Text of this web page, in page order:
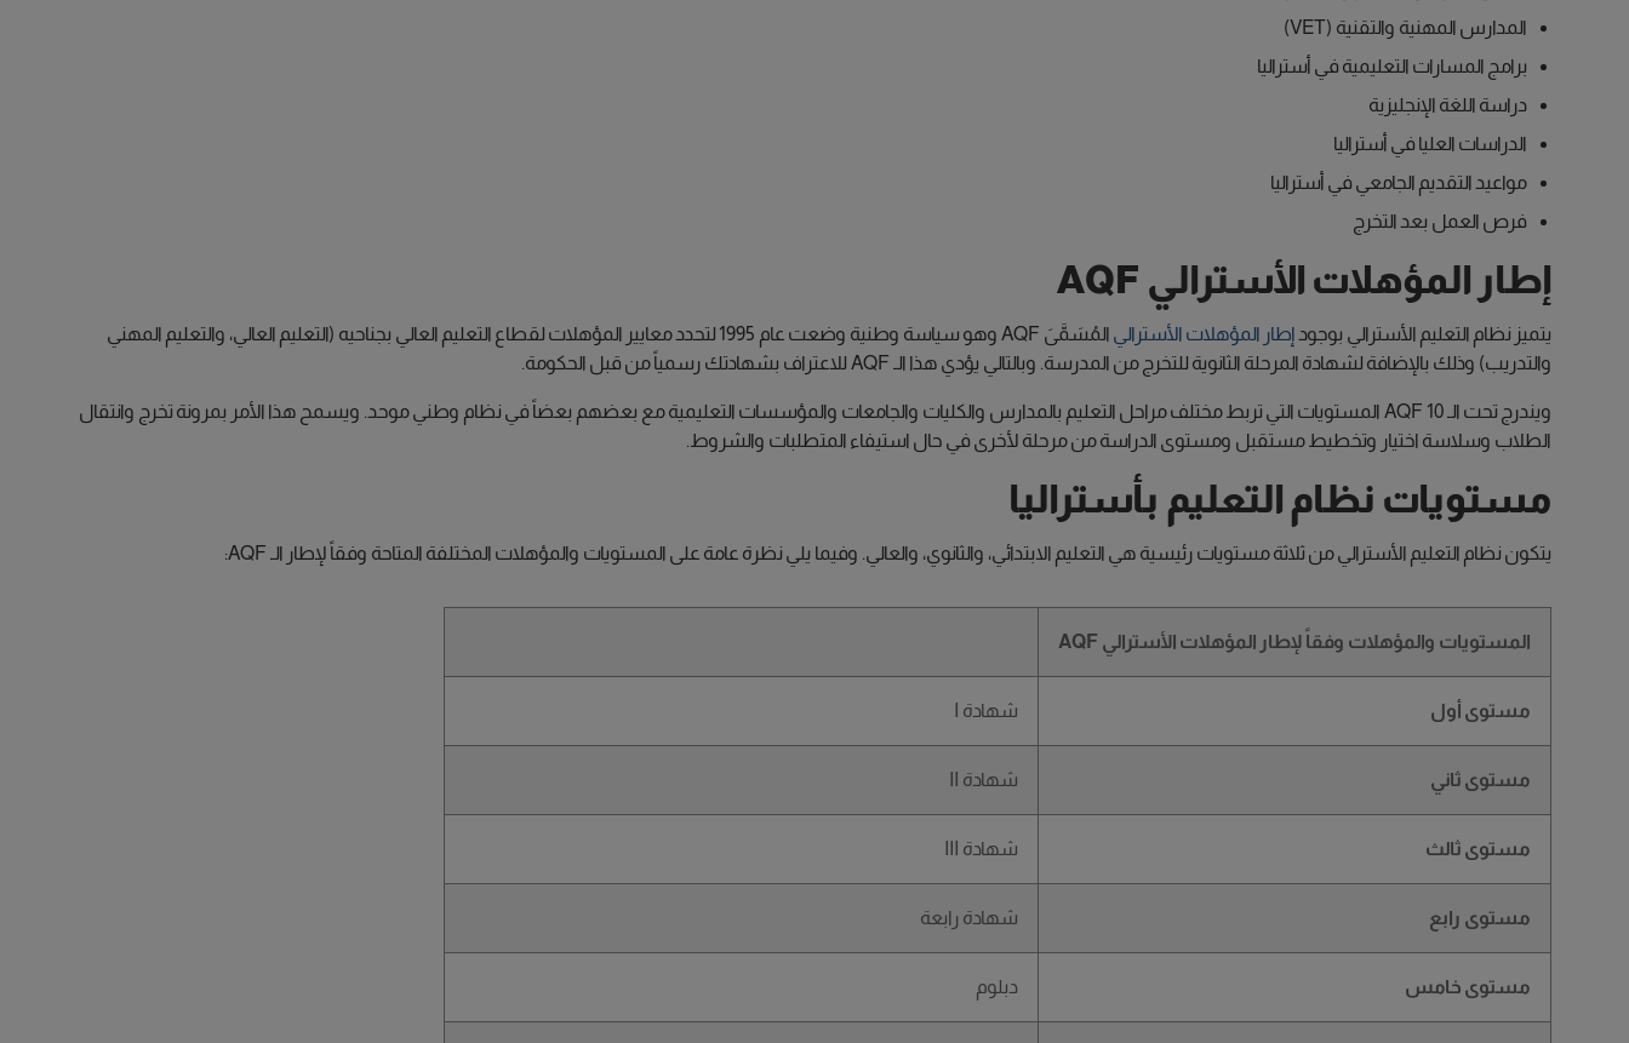
المدارس المهنية والتقنية (VET)
برامج المسارات التعليمية في أستراليا
دراسة اللغة الإنجليزية
الدراسات العليا في أستراليا
مواعيد التقديم الجامعي في أستراليا
فرص العمل بعد التخرج
إطار المؤهلات الأسترالي AQF
يتميز نظام التعليم الأسترالي بوجود إطار المؤهلات الأسترالي
المُسَمَّىَ AQF وهو سياسة وطنية وضعت عام 1995 لتحدد معايير المؤهلات لقطاع التعليم العالي بجناحيه (التعليم العالي، والتعليم المهني
والتدريب) وذلك بالإضافة لشهادة المرحلة الثانوية للتخرج من المدرسة. وبالتالي يؤدي هذا الـ AQF للاعتراف بشهادتك رسمياً من قبل الحكومة.
ويندرج تحت الـ AQF 10 المستويات التي تربط مختلف مراحل التعليم بالمدارس والكليات والجامعات والمؤسسات التعليمية مع بعضهم بعضاً في نظام وطني موحد. ويسمح هذا الأمر بمرونة تخرج وانتقال
الطلاب وسلاسة اختيار وتخطيط مستقبل ومستوى الدراسة من مرحلة لأخرى في حال استيفاء المتطلبات والشروط.
مستويات نظام التعليم بأستراليا
يتكون نظام التعليم الأسترالي من ثلاثة مستويات رئيسية هي التعليم الابتدائي، والثانوي، والعالي. وفيما يلي نظرة عامة على المستويات والمؤهلات المختلفة المتاحة وفقاً لإطار الـ AQF:
المستويات والمؤهلات وفقاً لإطار المؤهلات الأسترالي AQF
مستوى أول شهادة I
مستوى ثاني شهادة II
مستوى ثالث شهادة III
مستوى رابع شهادة رابعة
مستوى خامس دبلوم